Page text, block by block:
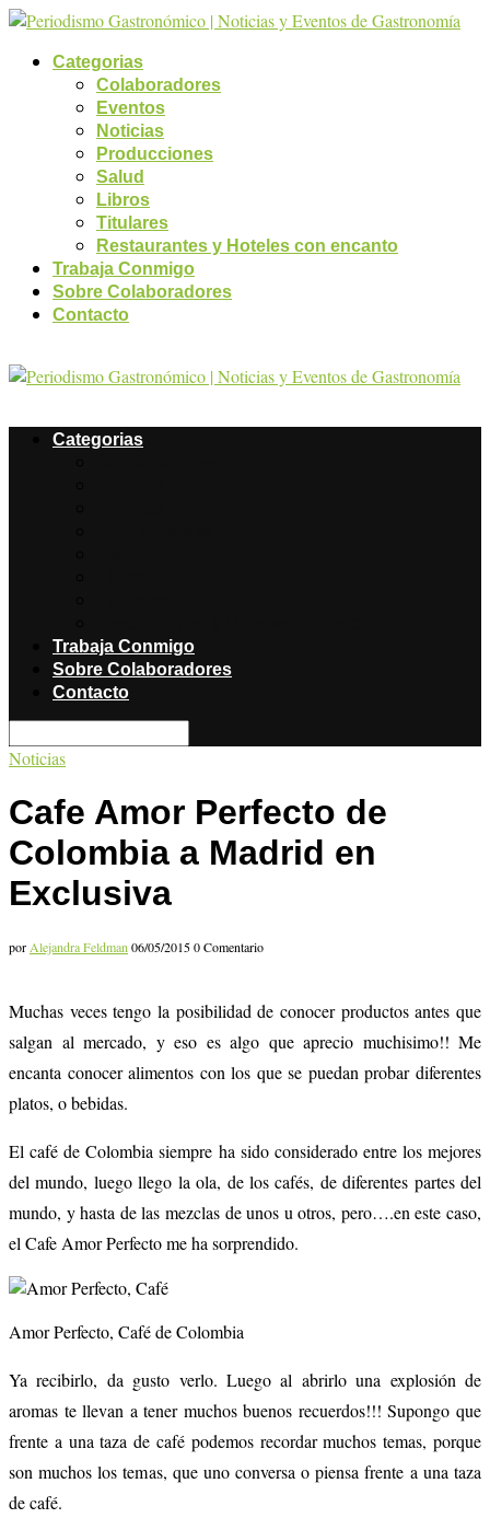
Categorias
Colaboradores
Eventos
Noticias
Producciones
Salud
Libros
Titulares
Restaurantes y Hoteles con encanto
Trabaja Conmigo
Sobre Colaboradores
Contacto
Categorias
Trabaja Conmigo
Sobre Colaboradores
Contacto
Noticias
Cafe Amor Perfecto de
Colombia a Madrid en
Exclusiva
por Alejandra Feldman 06/05/20150 Comentario
Muchas veces tengo la posibilidad de conocer productos antes que
salgan al mercado, y eso es algo que aprecio muchisimo!! Me
encanta conocer alimentos con los que se puedan probar diferentes
platos, o bebidas.
El café de Colombia siempre ha sido considerado entre los mejores
del mundo, luego llego la ola, de los cafés, de diferentes partes del
mundo, y hasta de las mezclas de unos u otros, pero….en este caso,
el Cafe Amor Perfecto me ha sorprendido.
Amor Perfecto, Café de Colombia
Ya recibirlo, da gusto verlo. Luego al abrirlo una explosión de
aromas te llevan a tener muchos buenos recuerdos!!! Supongo que
frente a una taza de café podemos recordar muchos temas, porque
son muchos los temas, que uno conversa o piensa frente a una taza
de café.